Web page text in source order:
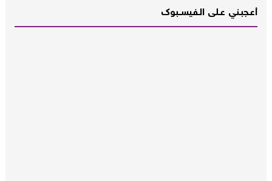
أعـــجبــني عـــلى الــفــيســــبوك